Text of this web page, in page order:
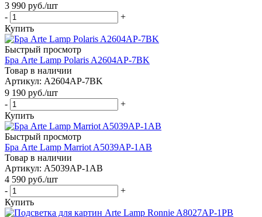
3 990 руб./шт
-
+
Купить
Быстрый просмотр
Бра Arte Lamp Polaris A2604AP-7BK
Товар в наличии
Артикул: A2604AP-7BK
9 190 руб./шт
-
+
Купить
Быстрый просмотр
Бра Arte Lamp Marriot A5039AP-1AB
Товар в наличии
Артикул: A5039AP-1AB
4 590 руб./шт
-
+
Купить